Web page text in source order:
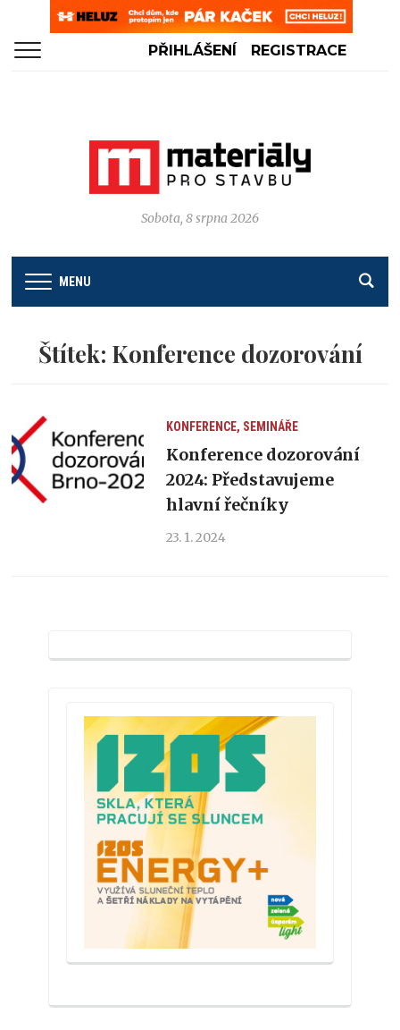
PŘIHLÁŠENÍ REGISTRACE
Sobota, 8 srpna 2026
MENU
Štítek: Konference dozorování
KONFERENCE, SEMINÁŘE
Konference dozorování
2024: Představujeme
hlavní řečníky
23. 1. 2024